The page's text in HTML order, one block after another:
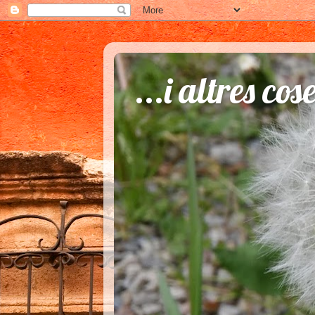
...i altres